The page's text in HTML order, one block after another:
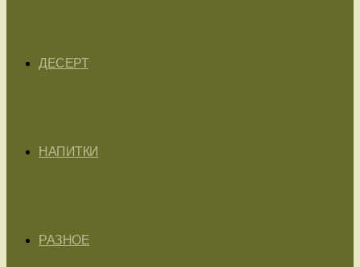
ДЕСЕРТ
НАПИТКИ
РАЗНОЕ